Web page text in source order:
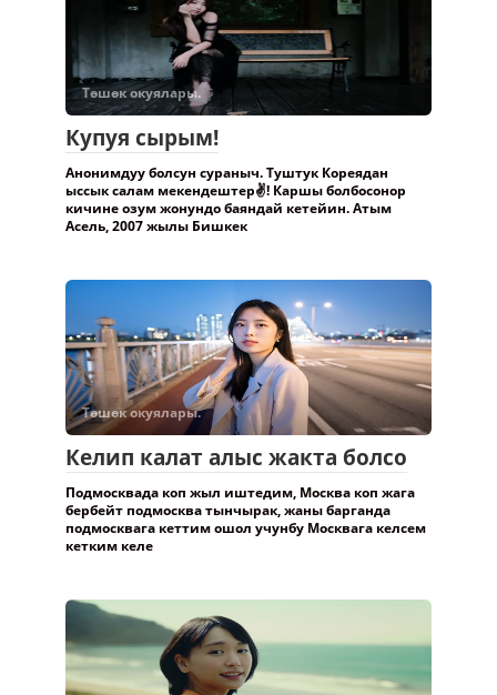
Төшөк окуялары.
Купуя сырым!
Анонимдуу болсун сураныч. Туштук Кореядан
ыссык салам мекендештер✌️! Каршы болбосонор
кичине озум жонундо баяндай кетейин. Атым
Асель, 2007 жылы Бишкек
Төшөк окуялары.
Келип калат алыс жакта болсо
Подмосквада коп жыл иштедим, Москва коп жага
бербейт подмосква тынчырак, жаны барганда
подмосквага кеттим ошол учунбу Москвага келсем
кетким келе